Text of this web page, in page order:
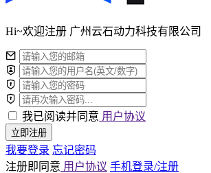
Hi~欢迎注册 广州云石动力科技有限公司
我已阅读并同意 用户协议
立即注册
我要登录 忘记密码
注册即同意 用户协议 手机登录/注册